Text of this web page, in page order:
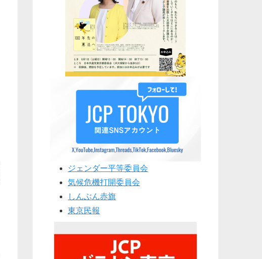
ジェンダー平等委員会
気候危機打開委員会
しんぶん赤旗
東京民報